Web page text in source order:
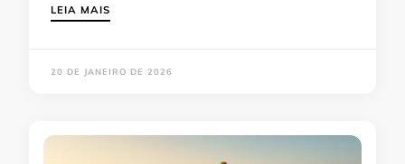
LEIA MAIS
20 DE JANEIRO DE 2026